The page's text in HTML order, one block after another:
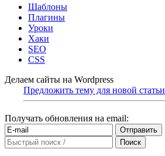
Шаблоны
Плагины
Уроки
Хаки
SEO
CSS
Делаем сайты на Wordpress
Предложить тему для новой статьи
Получать обновления на email: